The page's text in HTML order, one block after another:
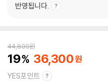
반영됩니다.
44,800원
19 36,300
YES포인트